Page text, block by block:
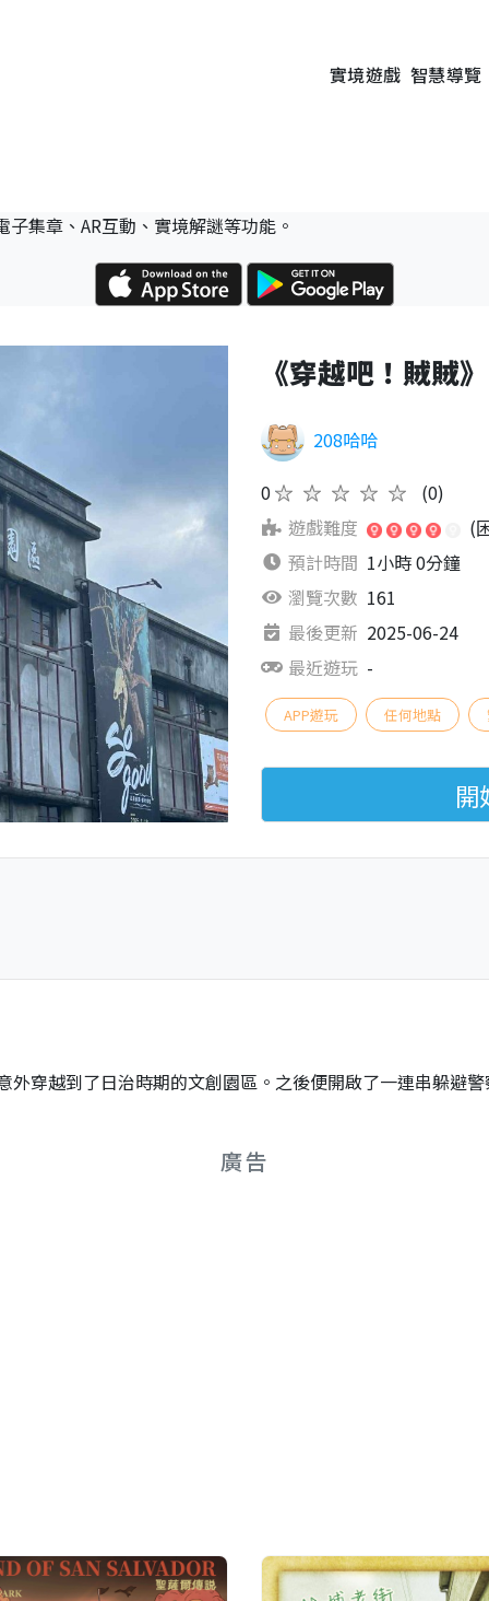
實境遊戲 智慧導覽
集章、AR互動、實境解謎等功能。
《穿越吧！賊賊》
208哈哈
0★★★★★
(0)
遊戲難度
(
預計時間 1小時 0分鐘
瀏覽次數 161
最後更新 2025-06-24
最近遊玩 -
APP遊玩 任何地點
開
外穿越到了日治時期的文創園區。之後便開啟了一連串躲避
廣告